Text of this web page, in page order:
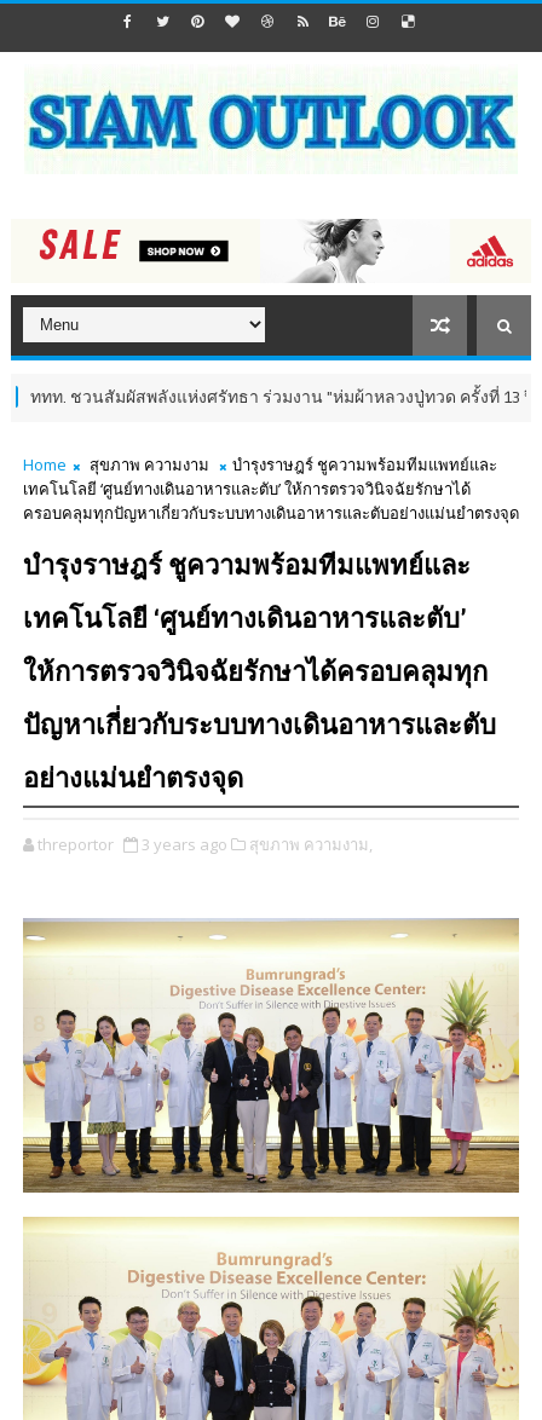
สพลังแห่งศรัทธา ร่วมงาน "ห่มผ้าหลวงปู่ทวด ครั้งที่ 13 ปี 2569" เสริมสิ
Home สุขภาพ ความงาม
บำรุงราษฎร์ ชูความพร้อมทีมแพทย์และ
เทคโนโลยี ‘ศูนย์ทางเดินอาหารและตับ’ ให้การตรวจวินิจฉัยรักษาได้
ครอบคลุมทุกปัญหาเกี่ยวกับระบบทางเดินอาหารและตับอย่างแม่นยำตรงจุด
บำรุงราษฎร์ ชูความพร้อมทีมแพทย์และ
เทคโนโลยี ‘ศูนย์ทางเดินอาหารและตับ’
ให้การตรวจวินิจฉัยรักษาได้ครอบคลุมทุก
ปัญหาเกี่ยวกับระบบทางเดินอาหารและตับ
อย่างแม่นยำตรงจุด
threportor 3 years ago สุขภาพ ความงาม,